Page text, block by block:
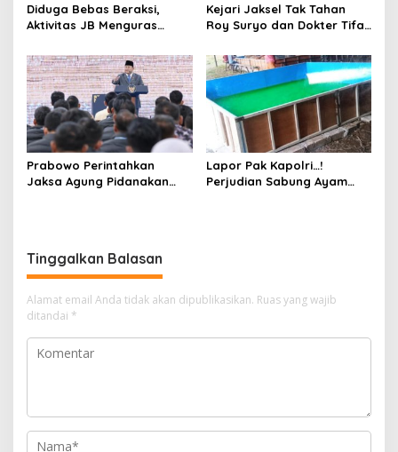
Diduga Bebas Beraksi,
Aktivitas JB Menguras
Bojonegoro Jadi Sorotan
Warga
Kejari Jaksel Tak Tahan
Roy Suryo dan Dokter Tifa,
Keluarga dan Kepastian
Hukum
Prabowo Perintahkan
Jaksa Agung Pidanakan
Lapor Pak Kapolri…!
Perjudian Sabung Ayam
Tinggalkan Balasan
Alamat email Anda tidak akan dipublikasikan. Ruas yang wajib
ditandai *